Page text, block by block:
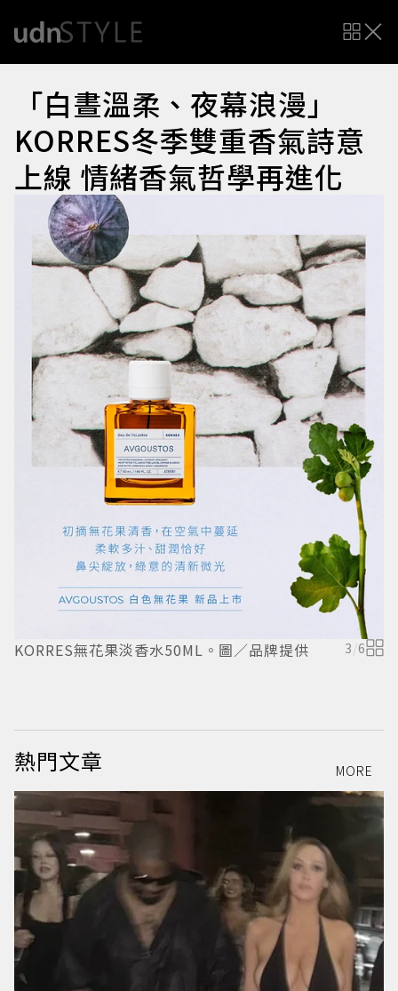
「白晝溫柔、夜幕浪漫」
KORRES冬季雙重香氣詩意
上線 情緒香氣哲學再進化
KORRES無花果淡香水50ML。圖／品牌提供 3/6
熱門文章 MORE